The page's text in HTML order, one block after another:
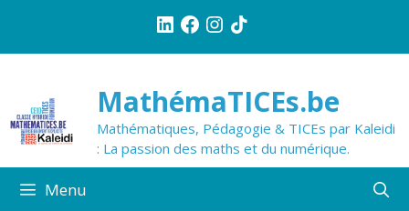
contenu
LinkedInFacebookInstagram
TikTok
MathémaTICEs.be
Mathématiques, Pédagogie & TICEs par Kaleidi
: La passion des maths et du numérique.
Menu